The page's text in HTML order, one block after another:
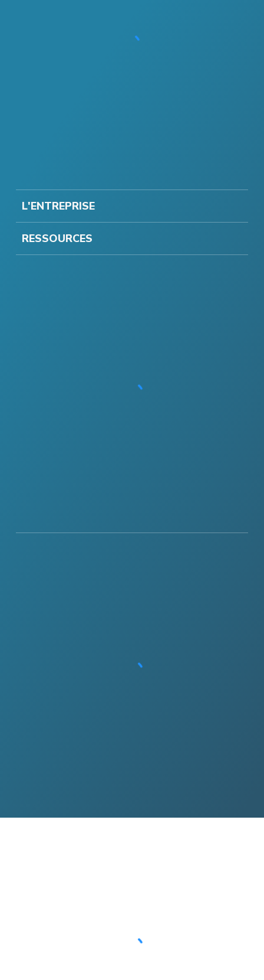
L'ENTREPRISE
RESSOURCES